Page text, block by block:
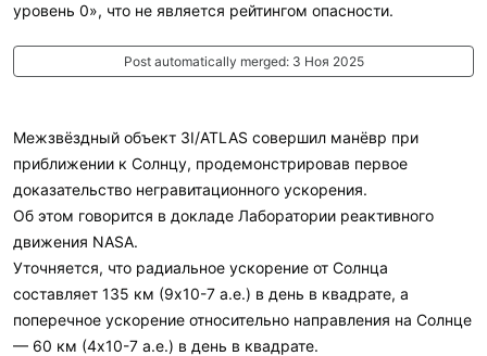
уровень 0», что не является рейтингом опасности.
Post automatically merged: 3 Ноя 2025
Межзвёздный объект 3I/ATLAS совершил манёвр при
приближении к Солнцу, продемонстрировав первое
доказательство негравитационного ускорения.
Об этом говорится в докладе Лаборатории реактивного
движения NASA.
Уточняется, что радиальное ускорение от Солнца
составляет 135 км (9х10-7 а.е.) в день в квадрате, а
поперечное ускорение относительно направления на Солнце
— 60 км (4х10-7 а.е.) в день в квадрате.